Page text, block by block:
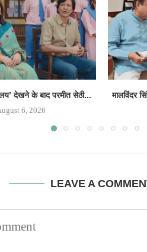
देखने के बाद परमीत सेठी...
6, 2026
मालविंदर
LEAVE A